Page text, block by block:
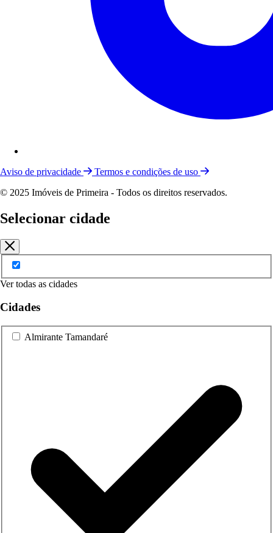
Aviso de privacidade
Termos e condições de uso
© 2025 Imóveis de Primeira - Todos os direitos reservados.
Selecionar cidade
Ver todas as cidades
Cidades
Almirante Tamandaré